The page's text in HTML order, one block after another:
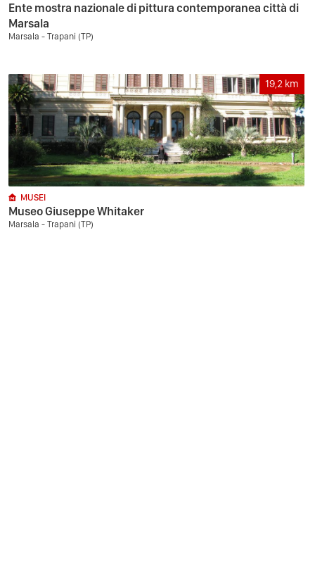
Ente mostra nazionale di pittura contemporanea città di
Marsala
Marsala - Trapani (TP)
19,2 km
MUSEI
Museo Giuseppe Whitaker
Marsala - Trapani (TP)